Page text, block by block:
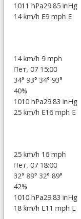
1011 hPa29.85 inHg
14 km/h E9 mph E
14 km/h 9 mph
Пет, 07 15:00
34° 93° 34° 93°
40%
1010 hPa29.83 inHg
25 km/h E16 mph E
25 km/h 16 mph
Пет, 07 18:00
32° 89° 32° 89°
42%
1010 hPa29.83 inHg
18 km/h E11 mph E